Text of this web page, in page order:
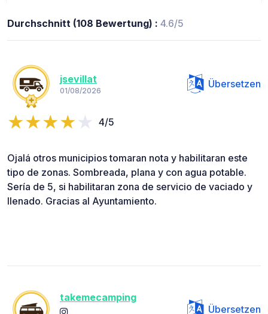
Durchschnitt (108 Bewertung) : 4.6/5
jsevillat
01/08/2026
Übersetzen
4/5
Ojalá otros municipios tomaran nota y habilitaran este
tipo de zonas. Sombreada, plana y con agua potable.
Sería de 5, si habilitaran zona de servicio de vaciado y
llenado. Gracias al Ayuntamiento.
takemecamping
Übersetzen